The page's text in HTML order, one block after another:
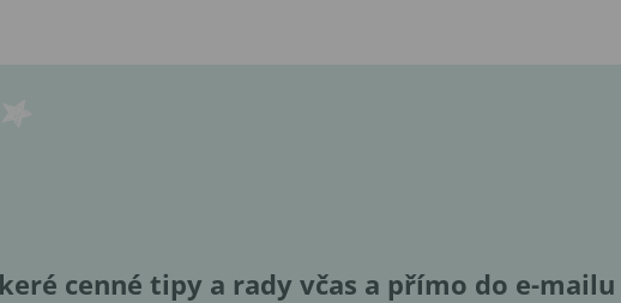
cenné tipy a rady včas a přímo do e-mailu